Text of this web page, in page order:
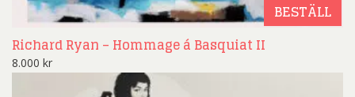
BESTÄLL
Richard Ryan – Hommage á Basquiat II
8.000 kr